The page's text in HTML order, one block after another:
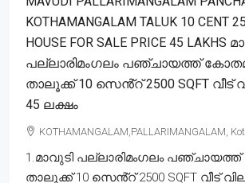
KOTHAMANGALAM TALUK 10 CENT
HOUSE FOR SALE PRICE 45 LAKHS
പല്ലാരിമംഗലം പഞ്ചായത്ത്
താലൂക്ക് 10 സെൻ്റ് 2500 SQFT വീട്
45 ലക്ഷം
KOTHAMANGALAM,PALLARIMANGALAM,
1.മാവുടി പല്ലാരിമംഗലം
താലൂക്ക് 10 സെൻ്റ് 2500 SQFT വീട്